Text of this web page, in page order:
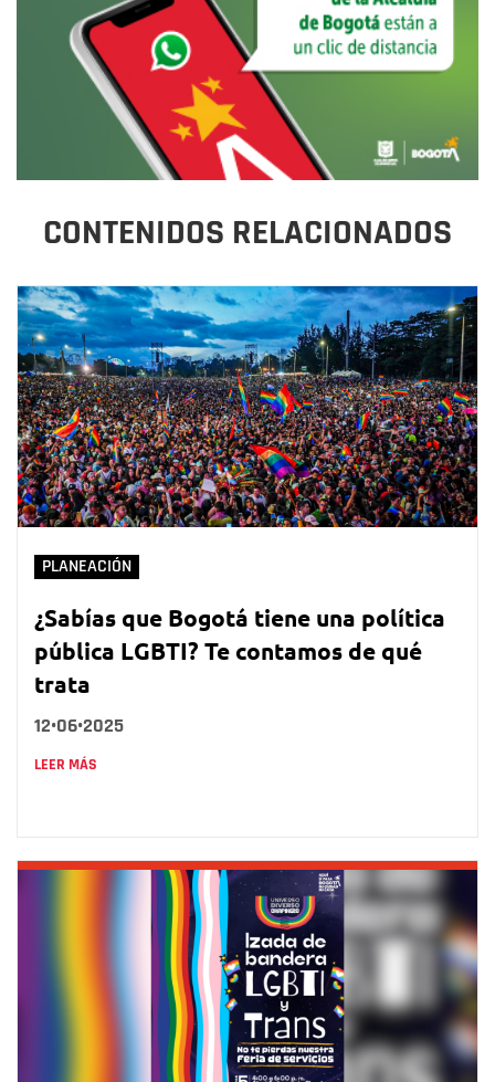
CONTENIDOS RELACIONADOS
PLANEACIÓN
¿Sabías que Bogotá tiene una política
pública LGBTI? Te contamos de qué
trata
12•06•2025
LEER MÁS